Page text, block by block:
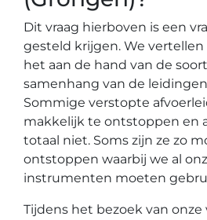
Dit vraag hierboven is een
gesteld krijgen. We
het aan de hand van de
samenhang van de
Sommige verstopte
makkelijk te ontstoppen en
totaal niet. Soms zijn ze zo
ontstoppen waarbij we al
instrumenten moeten
Tijdens het bezoek van